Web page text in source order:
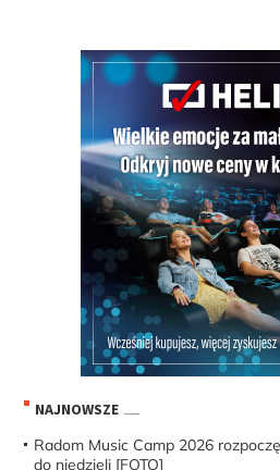
NAJNOWSZE
Radom Music Camp 2026
do niedzieli [FOTO]